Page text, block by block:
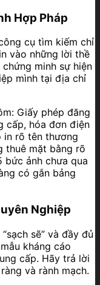
Hợp Pháp
cụ tìm kiếm chỉ
vào những lời thề
minh sự hiện
mình tại địa chỉ
Giấy phép đăng
cấp, hóa đơn điện
in rõ tên thương
thuê mặt bằng rõ
bức ảnh chưa qua
có gắn bảng
Nghiệp
sẽ” và đầy đủ
kháng cáo
cấp. Hãy trả lời
và rành mạch.